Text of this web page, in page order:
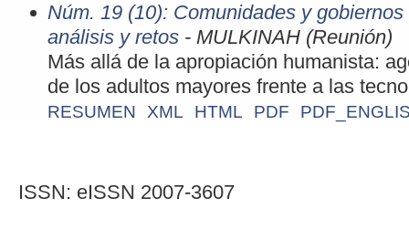
Núm. 19 (10): Comunidades y
análisis y retos - MULKINAH (Reunión)
Más allá de la apropiación humanista:
de los adultos mayores frente a las
RESUMEN XML HTML PDF
ISSN: eISSN 2007-3607